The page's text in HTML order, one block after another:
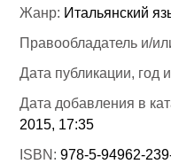
Жанр: Итальянский
Правообладатель и/
Дата публикации, год
Дата добавления в
2015, 17:35
ISBN:978-5-94962-